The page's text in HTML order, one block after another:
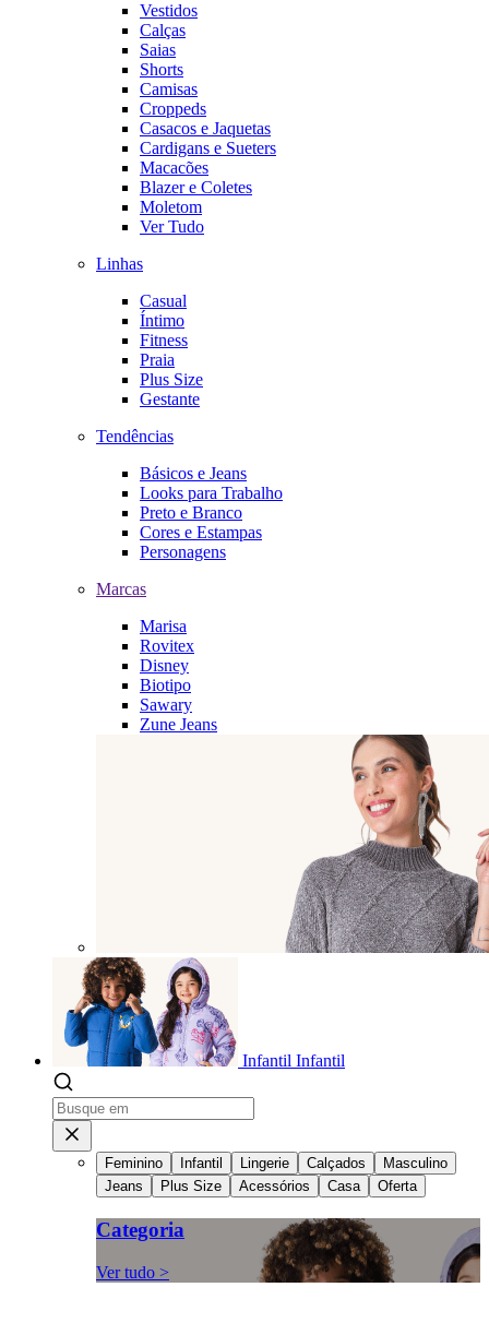
Vestidos
Calças
Saias
Shorts
Camisas
Croppeds
Casacos e Jaquetas
Cardigans e Sueters
Macacões
Blazer e Coletes
Moletom
Ver Tudo
Linhas
Casual
Íntimo
Fitness
Praia
Plus Size
Gestante
Tendências
Básicos e Jeans
Looks para Trabalho
Preto e Branco
Cores e Estampas
Personagens
Marcas
Marisa
Rovitex
Disney
Biotipo
Sawary
Zune Jeans
Infantil Infantil
Feminino Infantil Lingerie Calçados
Masculino
Jeans
Plus Size Acessórios Casa Oferta
Categoria
Ver tudo >